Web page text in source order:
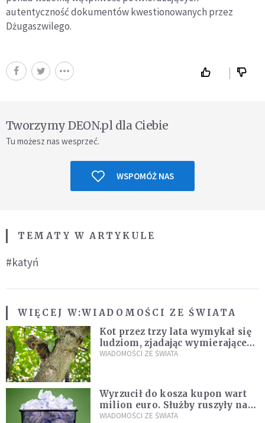
autentyczność dokumentów kwestionowanych przez
Dżugaszwilego.
Tworzymy DEON.pl dla Ciebie
Tu możesz nas wesprzeć.
WSPOMÓŻ NAS
TEMATY W ARTYKULE
#katyń
WIĘCEJ W:WIADOMOŚCI ZE ŚWIATA
Kot przez trzy lata wymykał się
ludziom, zjadając wymierające
kaczki. W końcu popełnił
WIADOMOŚCI ZE ŚWIATA
Wyrzucił do kosza kupon wart
milion euro. Służby ruszyły na
poszukiwania
WIADOMOŚCI ZE ŚWIATA